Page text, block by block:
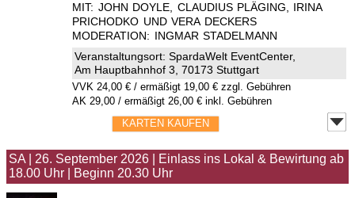
MIT: JOHN DOYLE, CLAUDIUS PLÄGING, IRINA
PRICHODKO UND VERA DECKERS
MODERATION: INGMAR STADELMANN
Veranstaltungsort:SpardaWelt EventCenter,
Am Hauptbahnhof 3, 70173 Stuttgart
VVK 24,00 € / ermäßigt 19,00 € zzgl. Gebühren
AK 29,00 / ermäßigt 26,00 € inkl. Gebühren
KARTEN KAUFEN
SA 26. September 2026
Einlass ins Lokal & Bewirtung ab
18.00 Uhr
Beginn 20.30 Uhr